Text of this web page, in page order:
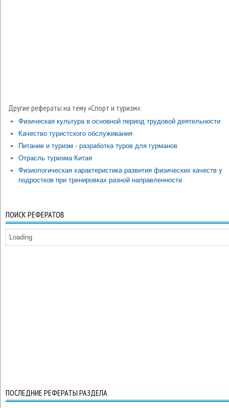
Другие рефераты на тему «Спорт и туризм»:
Физическая культура в основной период трудовой деятельности
Качество туристского обслуживания
Питание и туризм - разработка туров для гурманов
Отрасль туризма Китая
Физиологическая характеристика развития физических качеств у
подростков при тренировках разной направленности
ПОИСК РЕФЕРАТОВ
Loading
ПОСЛЕДНИЕ РЕФЕРАТЫ РАЗДЕЛА